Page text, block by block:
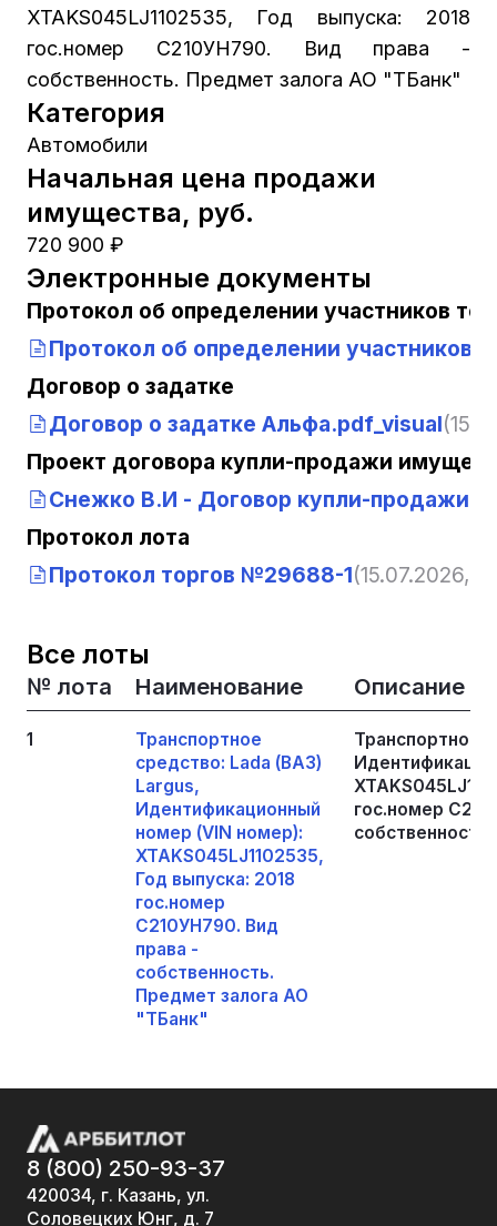
XTAKS045LJ1102535, Год выпуска: 2018
гос.номер С210УН790. Вид права -
собственность. Предмет залога АО "ТБанк"
Категория
Автомобили
Начальная цена продажи
имущества, руб.
720 900 ₽
Электронные документы
Протокол об определении участников
Протокол об определении участников
Договор о задатке
Договор о задатке Альфа.pdf_visual
Проект договора купли-продажи
Снежко В.И - Договор купли-продажи
Протокол лота
Протокол торгов №29688-1(15.07.2026,
Все лоты
№ лота Наименование Описание
1
Транспортное
средство: Lada (ВАЗ)
Largus,
Идентификационный
номер (VIN номер):
XTAKS045LJ1102535,
Год выпуска: 2018
гос.номер
С210УН790. Вид
права -
собственность.
Предмет залога АО
"ТБанк"
Транспортное
гос.номер
8 (800) 250-93-37
420034, г. Казань, ул.
Соловецких Юнг, д. 7